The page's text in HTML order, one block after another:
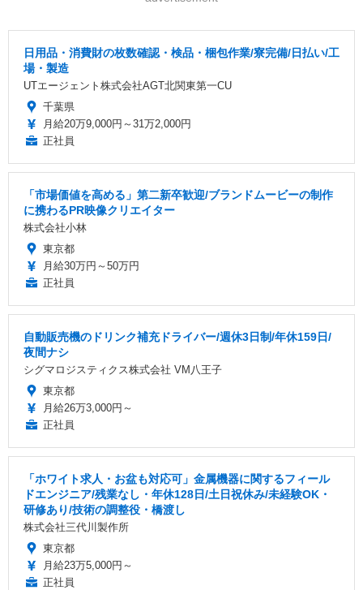
日用品・消費財の枚数確認・検品・梱包作業/寮完備/日払い/工
場・製造
UTエージェント株式会社AGT北関東第一CU
千葉県
月給20万9,000円～31万2,000円
正社員
「市場価値を高める」第二新卒歓迎/ブランドムービーの制作
に携わるPR映像クリエイター
株式会社小林
東京都
月給30万円～50万円
正社員
自動販売機のドリンク補充ドライバー/週休3日制/年休159日/
夜間ナシ
シグマロジスティクス株式会社 VM八王子
東京都
月給26万3,000円～
正社員
「ホワイト求人・お盆も対応可」金属機器に関するフィール
ドエンジニア/残業なし・年休128日/土日祝休み/未経験OK・
研修あり/技術の調整役・橋渡し
株式会社三代川製作所
東京都
月給23万5,000円～
正社員